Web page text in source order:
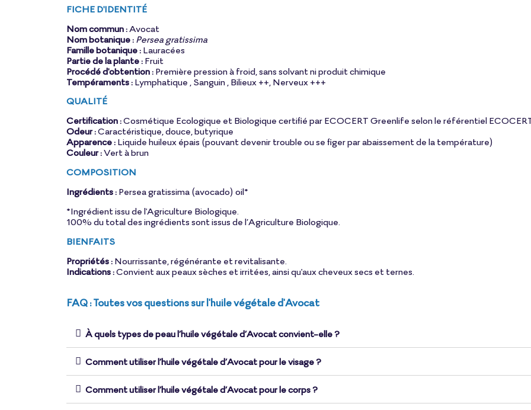
FICHE D'IDENTITÉ
Nom commun : Avocat
Nom botanique : Persea gratissima
Famille botanique : Lauracées
Partie de la plante : Fruit
Procédé d'obtention : Première pression à froid, sans solvant ni produit chimique
Tempéraments : Lymphatique , Sanguin , Bilieux ++, Nerveux +++
QUALITÉ
Certification :Cosmétique Ecologique et Biologique certifié par ECOCERT Greenlife selon le référentiel
Odeur :Caractéristique, douce, butyrique
Apparence : Liquide huileux épais (pouvant devenir trouble ou se figer par abaissement de la température)
Couleur :Vert à brun
COMPOSITION
Ingrédients : Persea gratissima (avocado) oil*
*Ingrédient issu de l'Agriculture Biologique.
100% du total des ingrédients sont issus de l’Agriculture Biologique.
BIENFAITS
Propriétés : Nourrissante, régénérante et revitalisante.
Indications :Convient aux peaux sèches et irritées, ainsi qu'aux cheveux secs et ternes.
FAQ : Toutes vos questions sur l'huile végétale d'Avocat
À quels types de peau l’huile végétale d’Avocat convient-elle ?
Comment utiliser l’huile végétale d’Avocat pour le visage ?
Comment utiliser l’huile végétale d’Avocat pour le corps ?